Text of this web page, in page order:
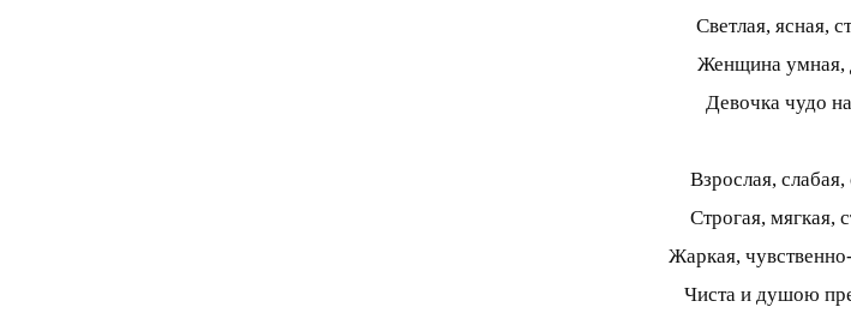
Светлая, ясная,
Женщина умная,
Девочка чудо
Взрослая, слабая,
Строгая, мягкая,
Жаркая,
Чиста и душою